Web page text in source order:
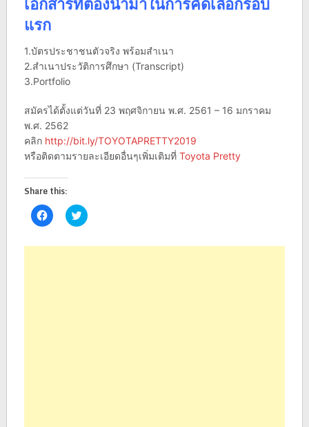
แรก
1.บัตรประชาชนตัวจริง พร้อมสำเนา
2.สำเนาประวัติการศึกษา (Transcript)
3.Portfolio
สมัครได้ตั้งแต่วันที่ 23 พฤศจิกายน พ.ศ. 2561 – 16 มกราคม
พ.ศ. 2562
คลิก http://bit.ly/TOYOTAPRETTY2019
หรือติดตามรายละเอียดอื่นๆเพิ่มเติมที่ Toyota Pretty
Share this:
Click
to
Facebook
Click
to
Twitter